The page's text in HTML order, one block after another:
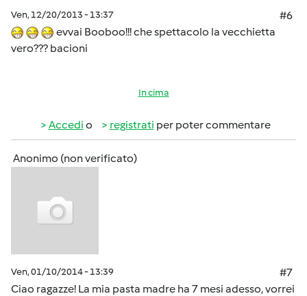
Ven, 12/20/2013 - 13:37
#6
evvai Booboo!!! che spettacolo la vecchietta
vero??? bacioni
In cima
Accedi o registrati per poter commentare
Anonimo (non verificato)
Ven, 01/10/2014 - 13:39
#7
Ciao ragazze! La mia pasta madre ha 7 mesi adesso, vorrei